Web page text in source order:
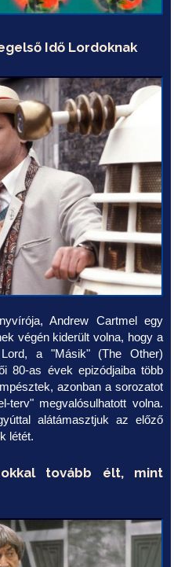
Idő Lordoknak
Andrew Cartmel egy
végén kiderült volna, hogy a
a "Másik" (The Other)
80-as évek epizódjaiba több
azonban a sorozatot
terv" megvalósulhatott volna.
alátámasztjuk az előző
létét.
tovább élt, mint